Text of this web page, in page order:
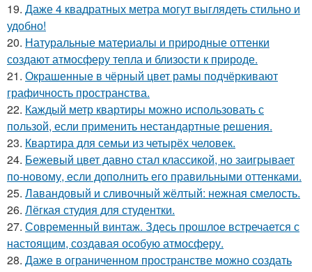
19. Даже 4 квадратных метра могут выглядеть стильно и
удобно!
20. Натуральные материалы и природные оттенки
создают атмосферу тепла и близости к природе.
21. Окрашенные в чёрный цвет рамы подчёркивают
графичность пространства.
22. Каждый метр квартиры можно использовать с
пользой, если применить нестандартные решения.
23. Квартира для семьи из четырёх человек.
24. Бежевый цвет давно стал классикой, но заигрывает
по-новому, если дополнить его правильными оттенками.
25. Лавандовый и сливочный жёлтый: нежная смелость.
26. Лёгкая студия для студентки.
27. Современный винтаж. Здесь прошлое встречается с
настоящим, создавая особую атмосферу.
28. Даже в ограниченном пространстве можно создать